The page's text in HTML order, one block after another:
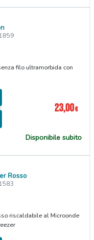
filo ultramorbida con
23,00€
Disponibile subito
Rosso
riscaldabile al Microonde